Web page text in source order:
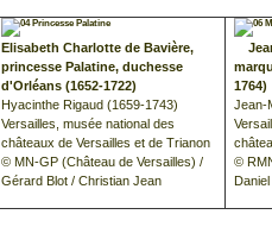
Elisabeth Charlotte de Bavière,
princesse Palatine, duchesse
d'Orléans (1652-1722)
Hyacinthe Rigaud (1659‐1743)
Versailles, musée national des
châteaux de Versailles et de Trianon
© MN‐GP (Château de Versailles) /
Gérard Blot / Christian Jean
1764)
Jean‐
©